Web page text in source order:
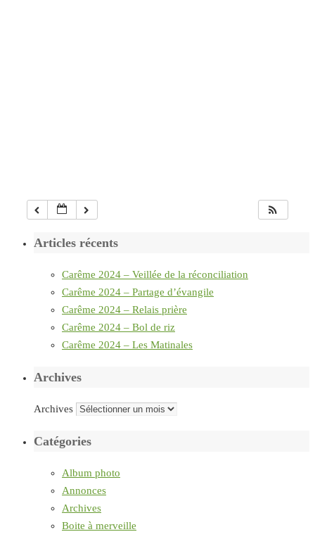
Articles récents
Carême 2024 – Veillée de la réconciliation
Carême 2024 – Partage d’évangile
Carême 2024 – Relais prière
Carême 2024 – Bol de riz
Carême 2024 – Les Matinales
Archives
Archives
Catégories
Album photo
Annonces
Archives
Boite à merveille